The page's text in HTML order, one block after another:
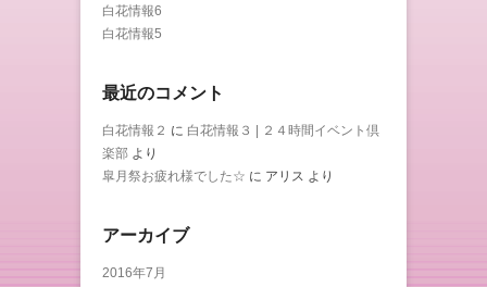
白花情報6
白花情報5
最近のコメント
白花情報２ に 白花情報３ | ２４時間イベント倶
楽部 より
皐月祭お疲れ様でした☆ に アリス より
アーカイブ
2016年7月